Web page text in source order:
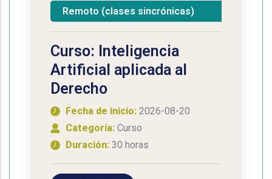
Remoto (clases sincrónicas)
Curso: Inteligencia
Artificial aplicada al
Derecho
Fecha de inicio: 2026-08-20
Categoría: Curso
Duración: 30 horas